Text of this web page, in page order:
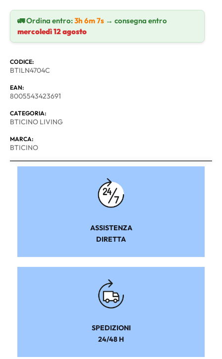
🚛 Ordina entro:3h 6m 7s → consegna entro
mercoledì 12 agosto
CODICE:
BTILN4704C
EAN:
8005543423691
CATEGORIA:
BTICINO LIVING
MARCA:
BTICINO
ASSISTENZA
DIRETTA
SPEDIZIONI
24/48 H